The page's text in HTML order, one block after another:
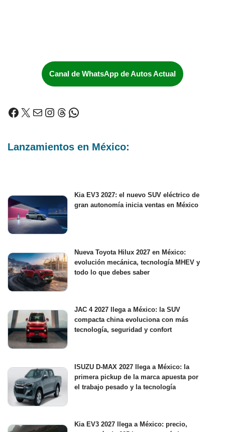
Canal de WhatsApp de Autos Actual
Lanzamientos en México:
Kia EV3 2027: el nuevo SUV eléctrico de
gran autonomía inicia ventas en México
Nueva Toyota Hilux 2027 en México:
evolución mecánica, tecnología MHEV y
todo lo que debes saber
JAC 4 2027 llega a México: la SUV
compacta china evoluciona con más
tecnología, seguridad y confort
ISUZU D-MAX 2027 llega a México: la
primera pickup de la marca apuesta por
el trabajo pesado y la tecnología
Kia EV3 2027 llega a México: precio,